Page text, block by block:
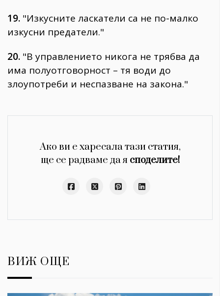
19. "Изкусните ласкатели са не по-малко
изкусни предатели."
20. "В управлението никога не трябва да
има полуотговорност – тя води до
злоупотреби и неспазване на закона."
Ако ви е харесала тази статия,
ще се радваме да я споделите!
ВИЖ ОЩЕ